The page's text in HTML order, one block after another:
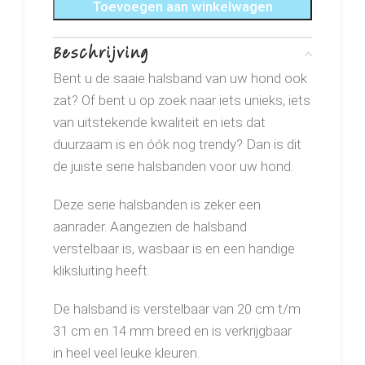
Toevoegen aan winkelwagen
Beschrijving
Bent u de saaie halsband van uw hond ook
zat? Of bent u op zoek naar iets unieks, iets
van uitstekende kwaliteit en iets dat
duurzaam is en óók nog trendy? Dan is dit
de juiste serie halsbanden voor uw hond.
Deze serie halsbanden is zeker een
aanrader. Aangezien de halsband
verstelbaar is, wasbaar is en een handige
kliksluiting heeft.
De halsband is verstelbaar van 20 cm t/m
31 cm en 14 mm breed en is verkrijgbaar
in heel veel leuke kleuren.